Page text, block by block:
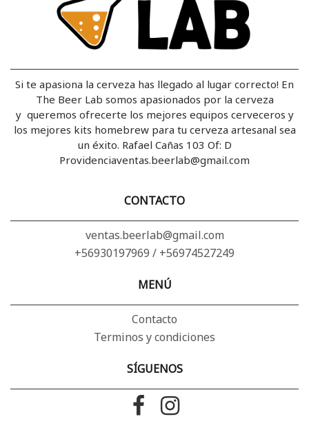
Si te apasiona la cerveza has llegado al lugar correcto! En
The Beer Lab somos apasionados por la cerveza
y queremos ofrecerte los mejores equipos cerveceros y
los mejores kits homebrew para tu cerveza artesanal sea
un éxito. Rafael Cañas 103 Of: D
Providenciaventas.beerlab@gmail.com
CONTACTO
ventas.beerlab@gmail.com
+56930197969 / +56974527249
MENÚ
Contacto
Terminos y condiciones
SÍGUENOS